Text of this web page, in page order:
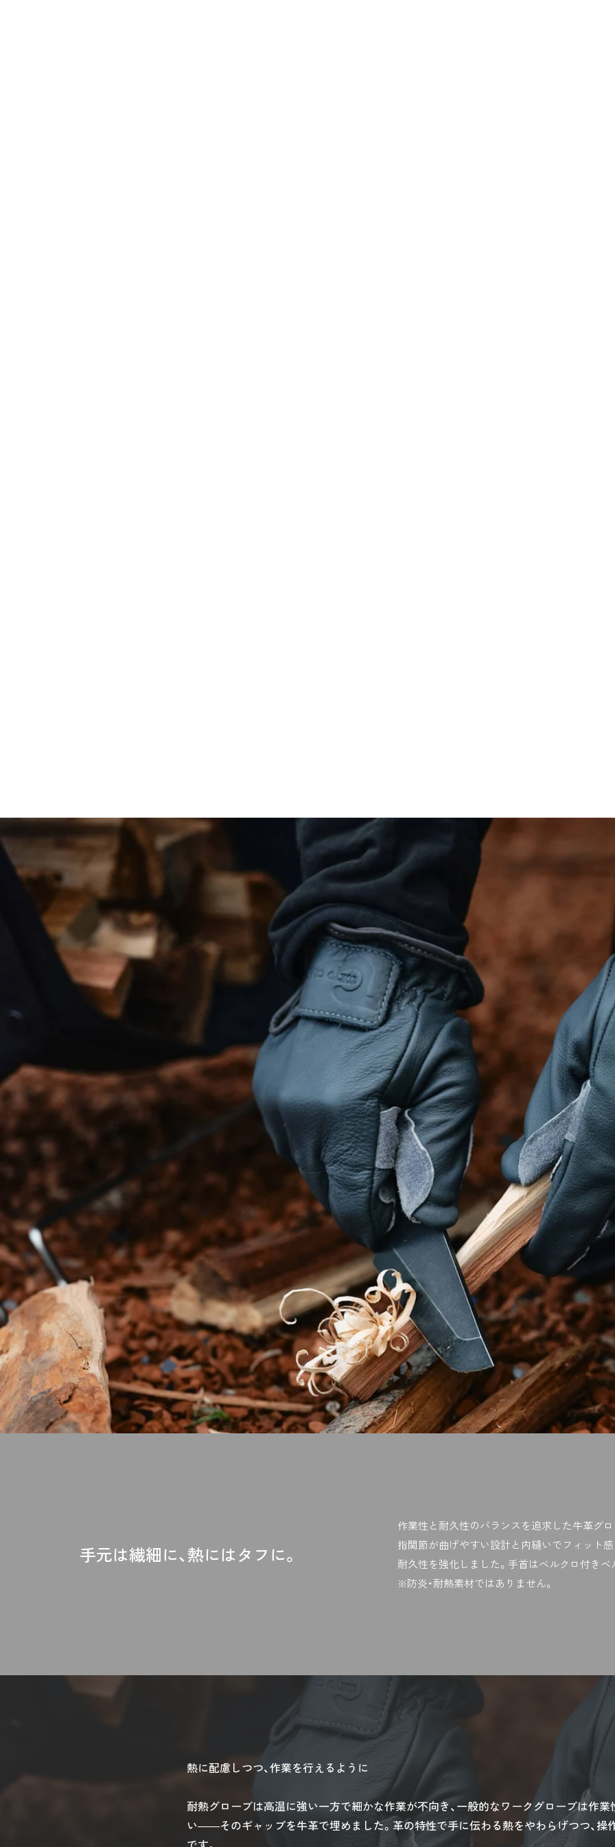
手元は繊細に、熱にはタフに。
作業性と耐久性のバランスを追求した牛革グロ
指関節が曲げやすい設計と内縫いでフィット
耐久性を強化しました。手首はベルクロ付き
※防炎・耐熱素材ではありません。
熱に配慮しつつ、作業を行えるように
耐熱グローブは高温に強い一方で細かな作業が不向き、一般的なワークグローブは作
い――そのギャップを牛革で埋めました。革の特性で手に伝わる熱をやわらげつつ、操